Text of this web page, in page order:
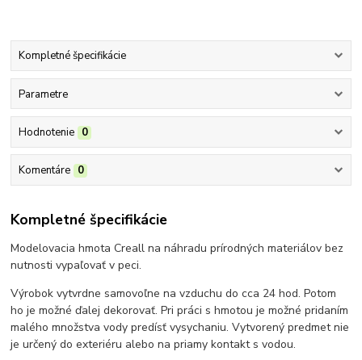
Kompletné špecifikácie
Parametre
Hodnotenie 0
Komentáre 0
Kompletné špecifikácie
Modelovacia hmota Creall na náhradu prírodných materiálov bez
nutnosti vypaľovať v peci.
Výrobok vytvrdne samovoľne na vzduchu do cca 24 hod. Potom
ho je možné ďalej dekorovať. Pri práci s hmotou je možné pridaním
malého množstva vody predísť vysychaniu. Vytvorený predmet nie
je určený do exteriéru alebo na priamy kontakt s vodou.